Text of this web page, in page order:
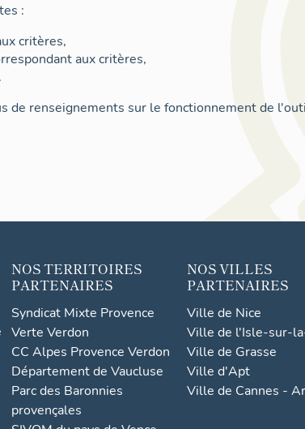
:
critères,
aux critères,
de renseignements sur le fonctionnement de
NOS TERRITOIRES
PARTENAIRES
Syndicat Mixte Provence
Verte Verdon
CC Alpes Provence Verdon
Département de Vaucluse
Parc des Baronnies
provençales
NOS VILLES
PARTENAIRES
Ville de Nice
Ville de l'Isle-sur-
Ville de Grasse
Ville d'Apt
Ville de Cannes -